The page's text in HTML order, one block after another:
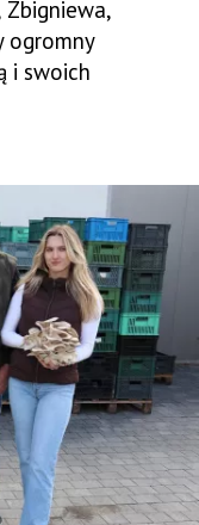
ogromny
i swoich